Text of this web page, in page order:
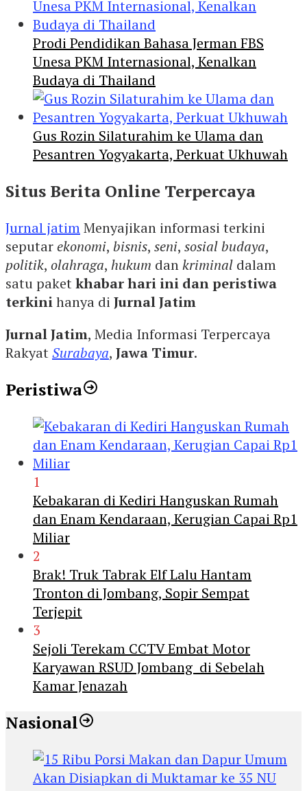
Prodi Pendidikan Bahasa Jerman FBS
Unesa PKM Internasional, Kenalkan
Budaya di Thailand
Gus Rozin Silaturahim ke Ulama dan
Pesantren Yogyakarta, Perkuat Ukhuwah
Situs Berita Online Terpercaya
Jurnal jatimMenyajikan informasi terkini
seputarekonomi, bisnis, seni, sosial budaya,
politik, olahraga, hukum dankriminal dalam
satu paketkhabar hari ini dan peristiwa
terkinihanya di Jurnal Jatim
Jurnal Jatim, Media Informasi Terpercaya
RakyatSurabaya, Jawa Timur.
Peristiwa
1
Kebakaran di Kediri Hanguskan Rumah
dan Enam Kendaraan, Kerugian Capai Rp1
Miliar
2
Brak! Truk Tabrak Elf Lalu Hantam
Tronton di Jombang, Sopir Sempat
Terjepit
3
Sejoli Terekam CCTV Embat Motor
Karyawan RSUD Jombang di Sebelah
Kamar Jenazah
Nasional